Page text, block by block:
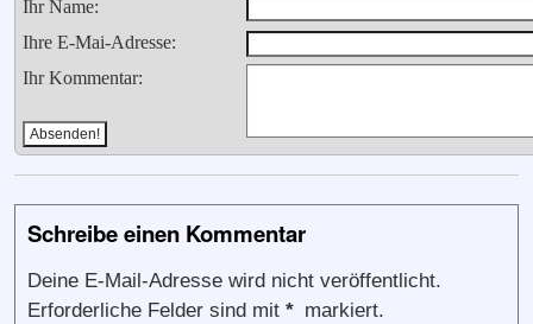
Ihr Name:
Ihre E-Mai-Adresse:
Ihr Kommentar:
Schreibe einen Kommentar
Deine E-Mail-Adresse wird nicht veröffentlicht.
Erforderliche Felder sind mit * markiert.